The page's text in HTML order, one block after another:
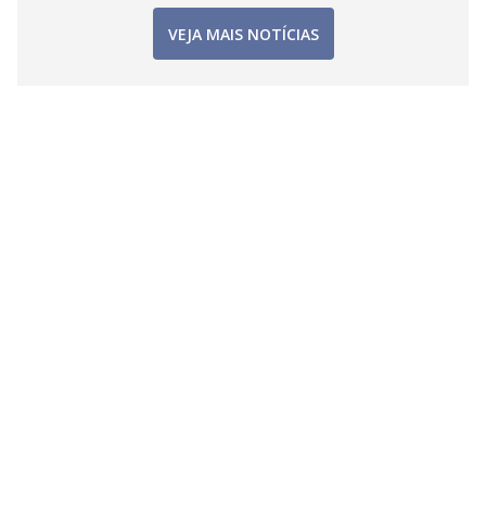
VEJA MAIS NOTÍCIAS